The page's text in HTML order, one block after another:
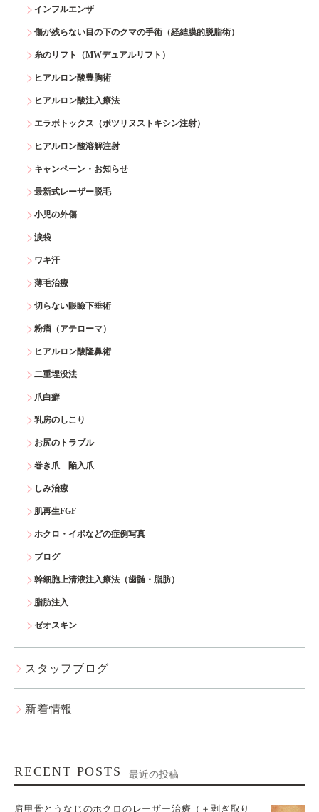
インフルエンザ
傷が残らない目の下のクマの手術（経結膜的脱脂術）
糸のリフト（MWデュアルリフト）
ヒアルロン酸豊胸術
ヒアルロン酸注入療法
エラボトックス（ボツリヌストキシン注射）
ヒアルロン酸溶解注射
キャンペーン・お知らせ
最新式レーザー脱毛
小児の外傷
涙袋
ワキ汗
薄毛治療
切らない眼瞼下垂術
粉瘤（アテローマ）
ヒアルロン酸隆鼻術
二重埋没法
爪白癬
乳房のしこり
お尻のトラブル
巻き爪 陥入爪
しみ治療
肌再生FGF
ホクロ・イボなどの症例写真
ブログ
幹細胞上清液注入療法（歯髄・脂肪）
脂肪注入
ゼオスキン
スタッフブログ
新着情報
RECENT POSTS 最近の投稿
肩甲骨とうなじのホクロのレーザー治療（＋剥ぎ取り